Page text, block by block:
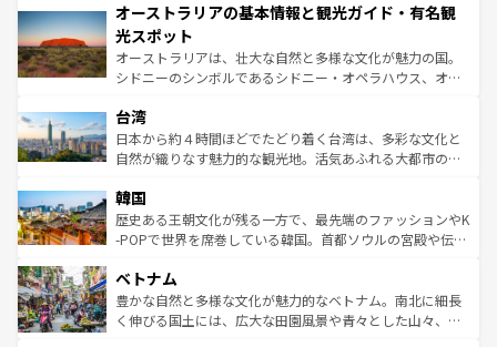
部のニューオーリンズでは、音楽と美食が融合した独特の
文化が魅力。旅行者はアメリカの各地域で異なる魅力を楽
しみながら、その多様性と豊かな歴史を感じることができ
るだろう。車でのロードトリップや列車の旅も、アメリカ
情報は
ワイ島は見逃せない。また、定番の観光地といえばオアフ
島だが、静かな自然を求めるならマウイ島やカウアイ島が
おすすめ。エメラルドグリーンに輝く海をはじめ、豊かな
文化や歴史が息づいている。「アロハスピリット」と呼ば
人々、おいしいローカルフードやハワイアンミュージッ
ク、伝統的なフラダンスなど、すべてがハワイの魅力を彩
っている。訪れるたびに新しい発見と感動が待っているハ
はコンテンツ一覧
オーストラリアの基本情報と観光ガイド・有名観
光スポット
オーストラリアは、壮大な自然と多様な文化が魅力の国。
シドニーのシンボルであるシドニー・オペラハウス、オー
リアリーフや大陸中央部にそびえるウルル（エアーズロッ
ク）、タスマニアの美しい原生林やケアンズの熱帯雨林な
ど、見どころがたくさん。また、カフェやワイン、オージ
いる。アクティビティも充実しており、サーフィンやダイ
ビング、ハイキングなど、アウトドア好きにはたまらな
い。オーストラリアの多彩な魅力を存分に味わいつくそ
参照してほしい。
台湾
日本から約４時間ほどでたどり着く台湾は、多彩な文化と
自然が織りなす魅力的な観光地。活気あふれる大都市の台
ン）、静ひつな山岳地帯である台湾東部など、都市の喧騒
と山間の静けさが共存しており、訪れる人に新しい発見と
驚きをもたらしてくれる。また、奥深い台湾の食文化も魅
容にもいいと評判のスイーツなど、バラエティ豊かな料理
が味わえる。 なお、新着の台湾情報は コンテンツ一覧を参
照してほしい。
韓国
歴史ある王朝文化が残る一方で、最先端のファッションやK
-POPで世界を席巻している韓国。首都ソウルの宮殿や伝統
き、地方に足を延ばせば四季折々の自然美を楽しむことが
できる。そして、キムチや焼肉、絶品のストリートフード
まで、さまざまな韓国料理が待っている。夜には、韓国な
ベトナム
豊かな自然と多様な文化が魅力的なベトナム。南北に細長
く伸びる国土には、広大な田園風景や青々とした山々、世